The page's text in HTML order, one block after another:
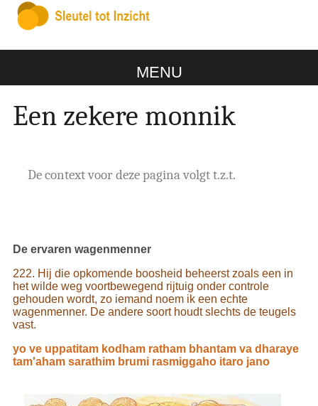
MENU
Een zekere monnik
De context voor deze pagina volgt t.z.t.
De ervaren wagenmenner
222. Hij die opkomende boosheid beheerst zoals een in
het wilde weg voortbewegend rijtuig onder controle
gehouden wordt, zo iemand noem ik een echte
wagenmenner. De andere soort houdt slechts de teugels
vast.
yo ve uppatitam kodham ratham bhantam va dharaye
tam'aham sarathim brumi rasmiggaho itaro jano